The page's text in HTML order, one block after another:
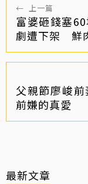
← 上一篇
富婆砸錢塞
劇遭下架 鮮
父親節廖峻
前嫌的真愛
最新文章